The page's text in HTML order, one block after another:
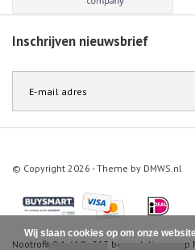
Inschrijven nieuwsbrief
© Copyright 2026 - Theme by DMWS.nl
Nootrofit 9.1 / 10 363 beoordelingen op
Wij slaan cookies op om onze